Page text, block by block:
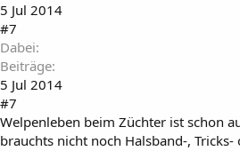
5 Jul 2014
#7
Dabei
Beiträge
5 Jul 2014
#7
Welpenleben beim Züchter ist schon
brauchts nicht noch Halsband-, Tricks-